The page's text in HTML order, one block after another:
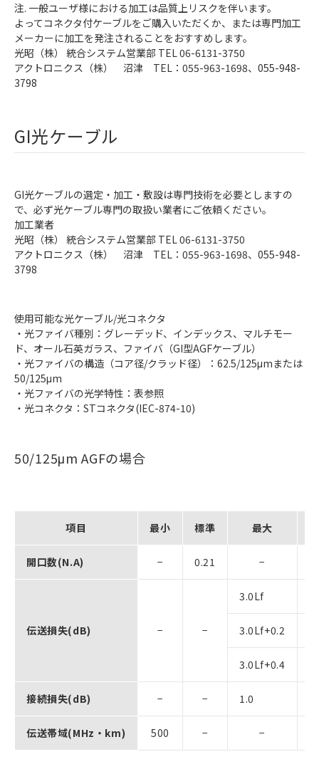
注. 一般ユーザ様における加工は品質上リスクを伴います。
よってコネクタ付ケーブルをご購入いただくか、または専門加工
メーカーに加工を発注されることをおすすめします。
光昭（株） 統合システム営業部 TEL 06-6131-3750
アクトロニクス（株） 沼津 TEL：055-963-1698、055-948-
3798
GI光ケーブル
GI光ケーブルの選定・加工・敷設は専門技術を必要としますの
で、必ず光ケーブル専門の取扱い業者にご依頼ください。
加工業者
光昭（株） 統合システム営業部 TEL 06-6131-3750
アクトロニクス（株） 沼津 TEL：055-963-1698、055-948-
3798
使用可能な光ケーブル/光コネクタ
・光ファイバ種別：グレーデッド、インデックス、マルチモー
ド、オール石英ガラス、ファイバ（GI型AGFケーブル）
・光ファイバの構造（コア径/クラッド径）：62.5/125μmまたは
50/125μm
・光ファイバの光学特性：表参照
・光コネクタ：STコネクタ(IEC-874-10)
50/125μm AGFの場合
項目 最小 標準 最大
開口数(N.A) − 0.21 −
伝送損失(dB) − −
3.0Lf
3.0Lf+0.2
3.0Lf+0.4
接続損失(dB) − − 1.0
伝送帯域(MHz・km) 500 − −